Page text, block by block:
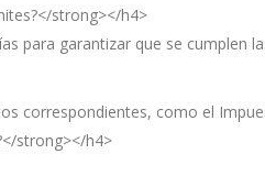
strong></h4>
para garantizar que se
correspondientes, como el
strong></h4>